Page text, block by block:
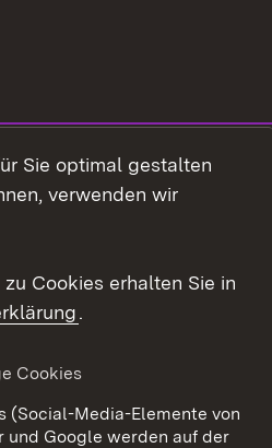
Benutzungshinweise
Cookies
Sie optimal gestalten
verwenden wir
Cookies erhalten Sie in
.
Cookies
(Social-Media-Elemente von
und Google werden auf der